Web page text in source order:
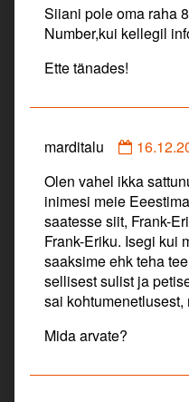
Siiani pole oma raha
Number,kui kellegil
Ette tänades!
marditalu
on
Olen vahel ikka
inimesi meie
saatesse siit, Frank-
Frank-Eriku. Isegi kui
saaksime ehk teha
sellisest sulist ja
sai
Mida arvate?